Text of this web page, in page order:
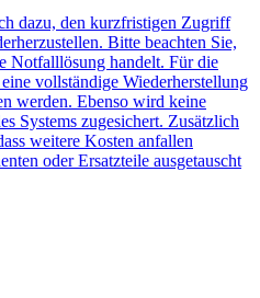
dazu, den kurzfristigen Zugriff
Bitte beachten Sie,
Notfalllösung handelt. Für die
vollständige Wiederherstellung
werden. Ebenso wird keine
Systems zugesichert. Zusätzlich
weitere Kosten anfallen
oder Ersatzteile ausgetauscht